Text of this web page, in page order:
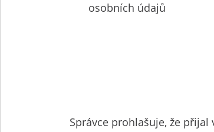
osobních údajů
Správce prohlašuje, že